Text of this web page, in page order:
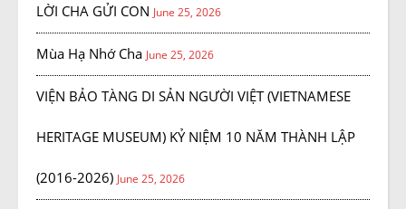
LỜI CHA GỬI CON June 25, 2026
Mùa Hạ Nhớ Cha June 25, 2026
VIỆN BẢO TÀNG DI SẢN NGƯỜI VIỆT (VIETNAMESE
HERITAGE MUSEUM) KỶ NIỆM 10 NĂM THÀNH LẬP
(2016-2026) June 25, 2026